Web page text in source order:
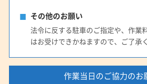
その他のお願い
法令に反する駐車のご指定や、作業
はお受けできかねますので、ご了承
作業当日のご協力のお